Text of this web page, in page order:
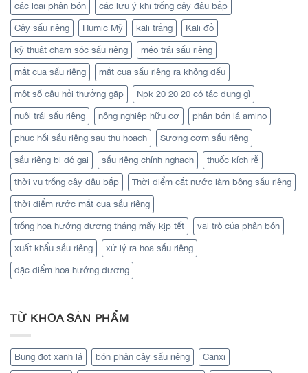
các loại phân bón các lưu ý khi trồng cây đậu bắp
Cây sầu riêng Humic Mỹ kali trắng Kali đỏ
kỹ thuật chăm sóc sầu riêng méo trái sầu riêng
mắt cua sầu riêng mắt cua sầu riêng ra không đều
một số câu hỏi thưởng gặp Npk 20 20 20 có tác dụng gì
nuôi trái sầu riêng nông nghiệp hữu cơ phân bón lá amino
phục hồi sầu riêng sau thu hoạch Sượng cơm sầu riêng
sầu riêng bị đỏ gai sầu riêng chính nghạch thuốc kích rễ
thời vụ trồng cây đậu bắp Thời điểm cắt nước làm bông sầu riêng
thời điểm rước mắt cua sầu riêng
trồng hoa hướng dương tháng mấy kịp tết vai trò của phân bón
xuất khẩu sầu riêng xử lý ra hoa sầu riêng
đặc điểm hoa hướng dương
TỪ KHÓA SẢN PHẨM
Bung đọt xanh lá bón phân cây sầu riêng Canxi